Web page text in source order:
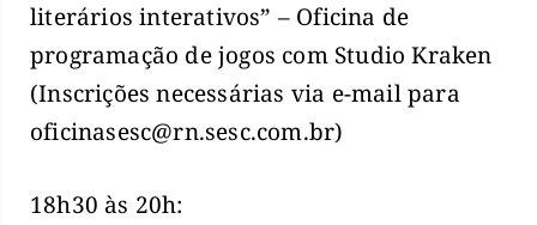
literários interativos” – Oficina de
programação de jogos com Studio Kraken
(Inscrições necessárias via e-mail para
oficinasesc@rn.sesc.com.br)
18h30 às 20h: